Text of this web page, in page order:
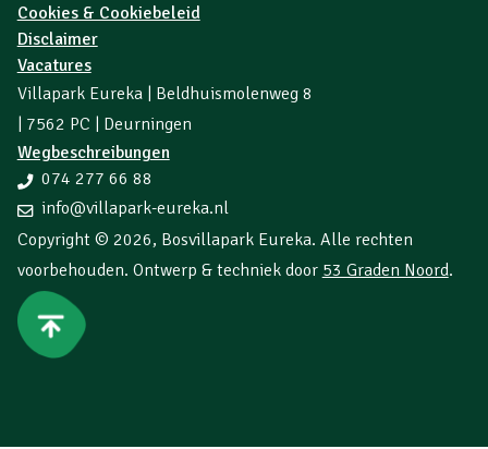
Cookies & Cookiebeleid
Disclaimer
Vacatures
Villapark Eureka | Beldhuismolenweg 8
| 7562 PC | Deurningen
Wegbeschreibungen
074 277 66 88
info@villapark-eureka.nl
Copyright © 2026, Bosvillapark Eureka. Alle rechten
voorbehouden. Ontwerp & techniek door 53 Graden Noord.